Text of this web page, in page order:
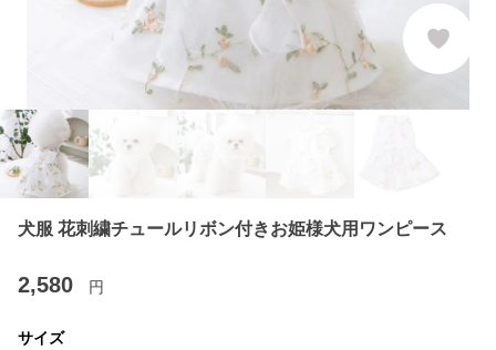
犬服 花刺繍チュールリボン付きお姫様犬用ワンピース
2,580 円
サイズ